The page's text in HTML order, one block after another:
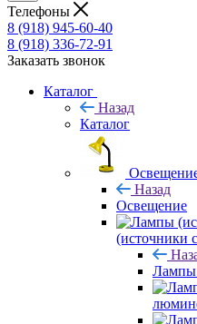
Телефоны
8 (918) 945-60-40
8 (918) 336-72-91
Заказать звонок
Каталог
Назад
Каталог
Назад
Освещение
(источники
Лампы